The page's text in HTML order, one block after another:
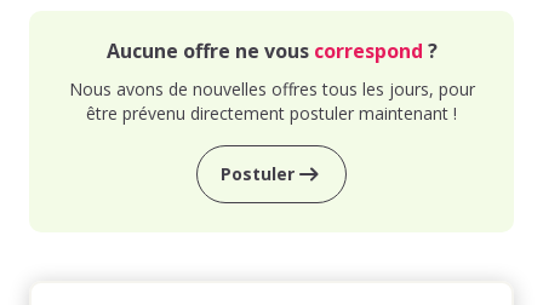
Aucune offre ne vous correspond ?
Nous avons de nouvelles offres tous les jours, pour
être prévenu directement postuler maintenant !
Postuler